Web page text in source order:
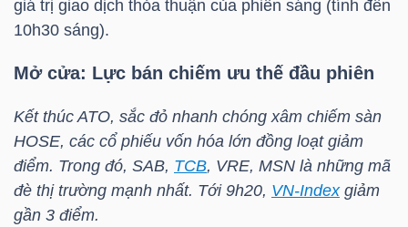
giá trị giao dịch thỏa thuận của phiên sáng (tính đến
10h30 sáng).
Mở cửa: Lực bán chiếm ưu thế đầu phiên
Kết thúc ATO, sắc đỏ nhanh chóng xâm chiếm sàn
HOSE, các cổ phiếu vốn hóa lớn đồng loạt giảm
điểm. Trong đó, SAB, TCB, VRE, MSN là những mã
đè thị trường mạnh nhất. Tới 9h20, VN-Indexgiảm
gần 3 điểm.
LIỆU
CÔNG
NGHIỆP